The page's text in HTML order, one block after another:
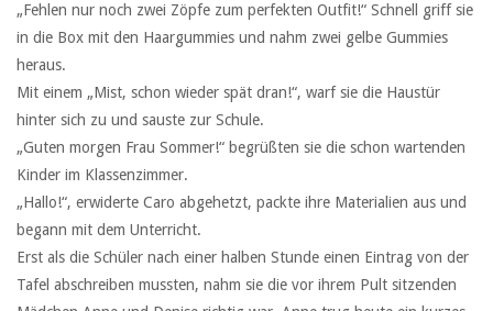
„Fehlen nur noch zwei Zöpfe zum perfekten Outfit!“ Schnell griff sie
in die Box mit den Haargummies und nahm zwei gelbe Gummies
heraus.
Mit einem „Mist, schon wieder spät dran!“, warf sie die Haustür
hinter sich zu und sauste zur Schule.
„Guten morgen Frau Sommer!“ begrüßten sie die schon wartenden
Kinder im Klassenzimmer.
„Hallo!“, erwiderte Caro abgehetzt, packte ihre Materialien aus und
begann mit dem Unterricht.
Erst als die Schüler nach einer halben Stunde einen Eintrag von der
Tafel abschreiben mussten, nahm sie die vor ihrem Pult sitzenden